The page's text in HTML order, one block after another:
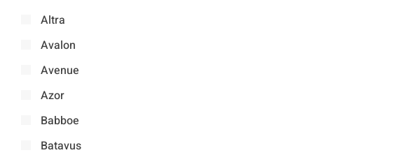
Altra
Avalon
Avenue
Azor
Babboe
Batavus